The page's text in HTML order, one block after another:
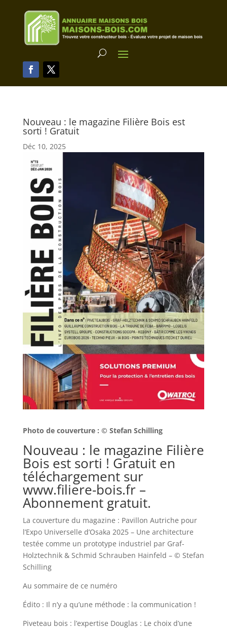
Nouveau : le magazine Filière Bois est
sorti ! Gratuit
Déc 10, 2025
Photo de couverture : © Stefan Schilling
Nouveau : le magazine Filière
Bois est sorti ! Gratuit en
téléchargement sur
www.filiere-bois.fr–
Abonnement gratuit.
La couverture du magazine : Pavillon Autriche pour
l’Expo Universelle d’Osaka 2025 – Une architecture
testée comme un prototype industriel par Graf-
Holztechnik & Schmid Schrauben Hainfeld – © Stefan
Schilling
Au sommaire de ce numéro
Édito : Il n’y a qu’une méthode : la communication !
Piveteau bois : l’expertise Douglas : Le choix d’une